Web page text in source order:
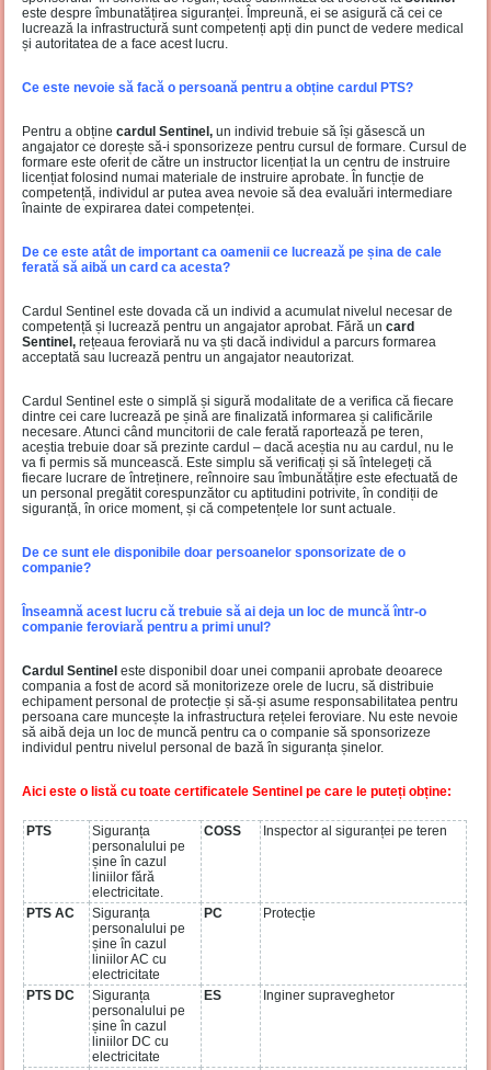
este despre îmbunatățirea siguranței. Împreună, ei se asigură că cei ce
lucrează la infrastructură sunt competenți apți din punct de vedere medical
și autoritatea de a face acest lucru.
Ce este nevoie să facă o persoană pentru a obține cardul PTS?
Pentru a obținecardul Sentinel, un individ trebuie să își găsescă un
angajator ce dorește să-i sponsorizeze pentru cursul de formare. Cursul de
formare este oferit de către un instructor licențiat la un centru de instruire
licențiat folosind numai materiale de instruire aprobate. În funcție de
competență, individul ar putea avea nevoie să dea evaluări intermediare
înainte de expirarea datei competenței.
De ce este atât de important ca oamenii ce lucrează pe șina de cale
ferată să aibă un card ca acesta?
Cardul Sentinel este dovada că un individ a acumulat nivelul necesar de
competență și lucrează pentru un angajator aprobat. Fără uncard
Sentinel, rețeaua feroviară nu va ști dacă individul a parcurs formarea
acceptată sau lucrează pentru un angajator neautorizat.
Cardul Sentinel este o simplă și sigură modalitate de a verifica că fiecare
dintre cei care lucrează pe șină are finalizată informarea și calificările
necesare. Atunci când muncitorii de cale ferată raportează pe teren,
aceștia trebuie doar să prezinte cardul – dacă aceștia nu au cardul, nu le
va fi permis să muncească. Este simplu să verificați și să întelegeți că
fiecare lucrare de întreținere, reînnoire sau îmbunătățire este efectuată de
un personal pregătit corespunzător cu aptitudini potrivite, în condiții de
siguranță, în orice moment, și că competențele lor sunt actuale.
De ce sunt ele disponibile doar persoanelor sponsorizate de o
companie?
Înseamnă acest lucru că trebuie să ai deja un loc de muncă într-o
companie feroviară pentru a primi unul?
Cardul Sentinel este disponibil doar unei companii aprobate deoarece
compania a fost de acord să monitorizeze orele de lucru, să distribuie
echipament personal de protecție și să-și asume responsabilitatea pentru
persoana care muncește la infrastructura rețelei feroviare. Nu este nevoie
să aibă deja un loc de muncă pentru ca o companie să sponsorizeze
individul pentru nivelul personal de bază în siguranța șinelor.
Aici este o listă cu toate certificatele Sentinel pe care le puteți obține:
PTS
Siguranța
personalului pe
șine în cazul
liniilor fără
electricitate.
COSS Inspector al siguranței pe teren
PTS AC
Siguranța
personalului pe
șine în cazul
liniilor AC cu
electricitate
PC Protecție
PTS DC
Siguranța
personalului pe
șine în cazul
liniilor DC cu
electricitate
ES Inginer supraveghetor